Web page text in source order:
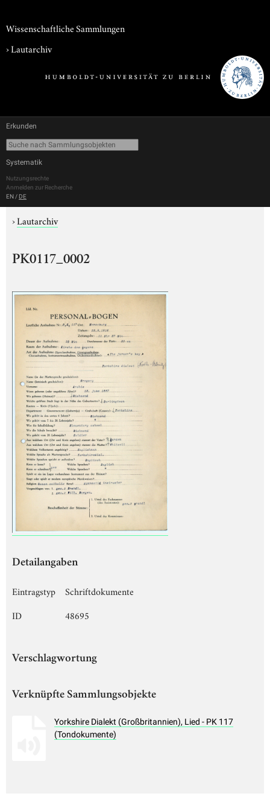
Wissenschaftliche Sammlungen
›Lautarchiv
Erkunden
Systematik
Nutzungsrechte
Anmelden zur Recherche
EN / DE
›Lautarchiv
PK0117_0002
Detailangaben
Eintragstyp
Schriftdokumente
ID
48695
Verschlagwortung
Verknüpfte Sammlungsobjekte
Yorkshire Dialekt (Großbritannien), Lied - PK 117
(Tondokumente)